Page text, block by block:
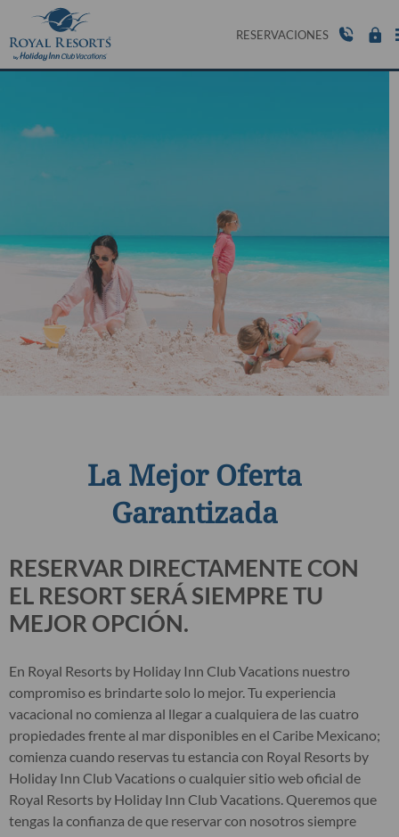
RESERVACIONES
La Mejor Oferta
Garantizada
RESERVAR DIRECTAMENTE CON
EL RESORT SERÁ SIEMPRE TU
MEJOR OPCIÓN.
En Royal Resorts by Holiday Inn Club Vacations nuestro
compromiso es brindarte solo lo mejor. Tu experiencia
vacacional no comienza al llegar a cualquiera de las cuatro
propiedades frente al mar disponibles en el Caribe Mexicano;
comienza cuando reservas tu estancia con Royal Resorts by
Holiday Inn Club Vacations o cualquier sitio web oficial de
Royal Resorts by Holiday Inn Club Vacations. Queremos que
tengas la confianza de que reservar con nosotros siempre